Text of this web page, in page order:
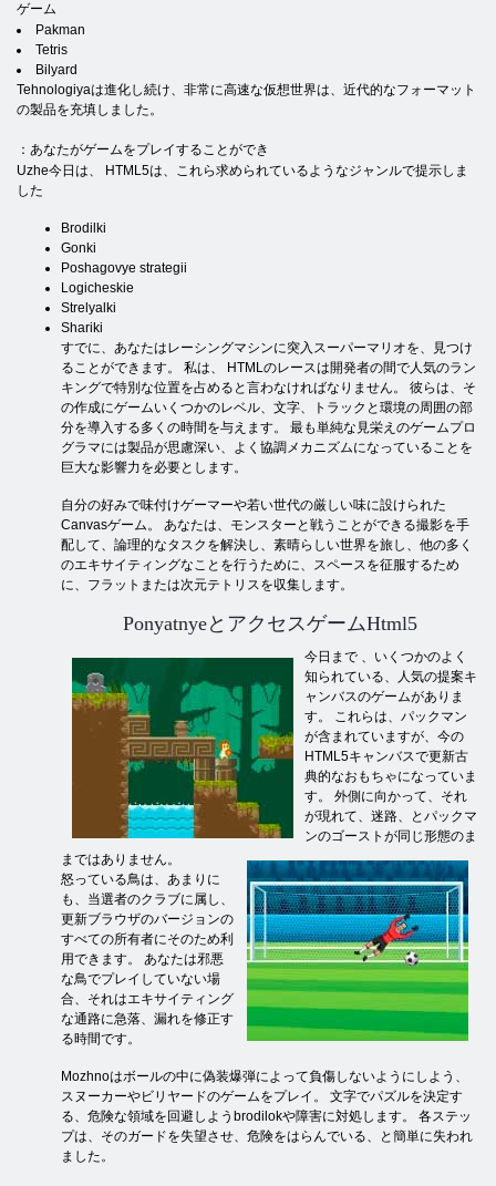
ゲーム
Pakman
Tetris
Bilyard
Tehnologiyaは進化し続け、非常に高速な仮想世界は、近代的なフォーマット
の製品を充填しました。
：あなたがゲームをプレイすることができ
Uzhe今日は、 HTML5は、これら求められているようなジャンルで提示しま
した
Brodilki
Gonki
Poshagovye strategii
Logicheskie
Strelyalki
Shariki
すでに、あなたはレーシングマシンに突入スーパーマリオを、見つけ
ることができます。 私は、 HTMLのレースは開発者の間で人気のラン
キングで特別な位置を占めると言わなければなりません。 彼らは、そ
の作成にゲームいくつかのレベル、文字、トラックと環境の周囲の部
分を導入する多くの時間を与えます。 最も単純な見栄えのゲームプロ
グラマには製品が思慮深い、よく協調メカニズムになっていることを
巨大な影響力を必要とします。
自分の好みで味付けゲーマーや若い世代の厳しい味に設けられた
Canvasゲーム。 あなたは、モンスターと戦うことができる撮影を手
配して、論理的なタスクを解決し、素晴らしい世界を旅し、他の多く
のエキサイティングなことを行うために、スペースを征服するため
に、フラットまたは次元テトリスを収集します。
PonyatnyeとアクセスゲームHtml5
今日まで 、いくつかのよく
知られている、人気の提案キ
ャンバスのゲームがありま
す。 これらは、パックマン
が含まれていますが、今の
HTML5キャンバスで更新古
典的なおもちゃになっていま
す。 外側に向かって、それ
が現れて、迷路、とパックマ
ンのゴーストが同じ形態のま
まではありません。
怒っている鳥は、あまりに
も、当選者のクラブに属し、
更新ブラウザのバージョンの
すべての所有者にそのため利
用できます。 あなたは邪悪
な鳥でプレイしていない場
合、それはエキサイティング
な通路に急落、漏れを修正す
る時間です。
Mozhnoはボールの中に偽装爆弾によって負傷しないようにしよう、
スヌーカーやビリヤードのゲームをプレイ。 文字でパズルを決定す
る、危険な領域を回避しようbrodilokや障害に対処します。 各ステッ
プは、そのガードを失望させ、危険をはらんでいる、と簡単に失われ
ました。